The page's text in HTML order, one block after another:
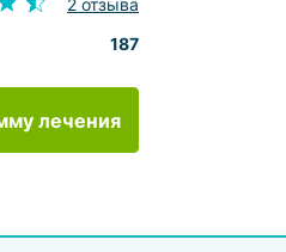
2 отзыва
187
лечения